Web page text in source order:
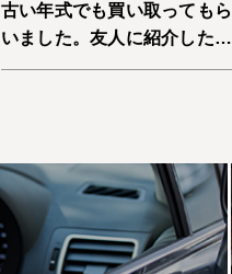
古い年式でも買い取ってもら
いました。友人に紹介したい
と思います。エスケープ